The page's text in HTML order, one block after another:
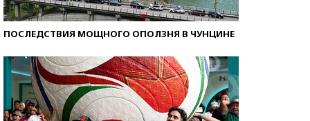
ПОСЛЕДСТВИЯ МОЩНОГО ОПОЛЗНЯ В ЧУНЦИНЕ